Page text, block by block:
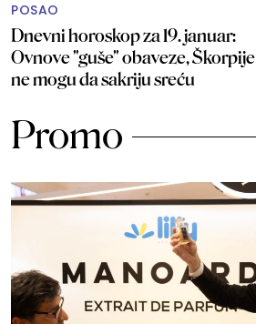
POSAO
Dnevni horoskop za 19. januar:
Ovnove "guše" obaveze, Škorpije
ne mogu da sakriju sreću
Promo